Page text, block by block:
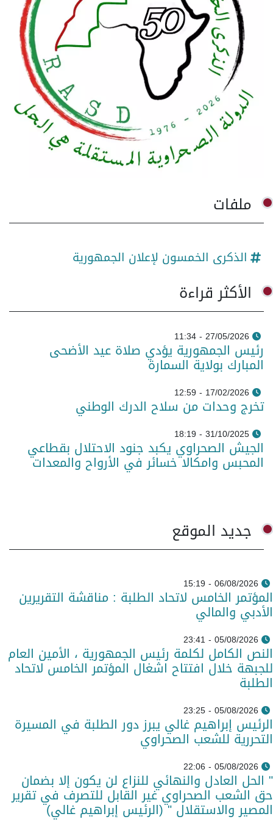
ملفات
الذكرى الخمسون لإعلان الجمهورية
الأكثر قراءة
27/05/2026 - 11:34
رئيس الجمهورية يؤدي صلاة عيد الأضحى
المبارك بولاية السمارة
17/02/2026 - 12:59
تخرج وحدات من سلاح الدرك الوطني
31/10/2025 - 18:19
الجيش الصحراوي يكبد جنود الاحتلال بقطاعي
المحبس وامكالا خسائر في الأرواح والمعدات
جديد الموقع
06/08/2026 - 15:19
المؤتمر الخامس لاتحاد الطلبة : مناقشة التقريرين
الأدبي والمالي
05/08/2026 - 23:41
النص الكامل لكلمة رئيس الجمهورية ، الأمين العام
للجبهة خلال افتتاح اشغال المؤتمر الخامس لاتحاد
الطلبة
05/08/2026 - 23:25
الرئيس إبراهيم غالي يبرز دور الطلبة في المسيرة
التحررية للشعب الصحراوي
05/08/2026 - 22:06
" الحل العادل والنهائي للنزاع لن يكون إلا بضمان
حق الشعب الصحراوي غير القابل للتصرف في تقرير
المصير والاستقلال " (الرئيس إبراهيم غالي)